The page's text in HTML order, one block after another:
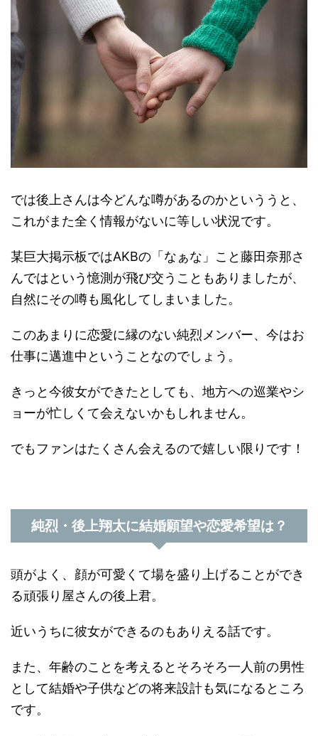
では後上さんは今どんな噂があるのかといううと、
これがまた全く情報がないに等しい状況です。
某巨大掲示板ではAKBの「なぁな」こと藤田奈那さ
んではという憶測が飛び交うこともありましたが、
自然にその噂も風化してしまいました。
このあまりに恋愛に縁のない純烈メンバー、今はお
仕事に邁進中ということなのでしょう。
きっと今彼女ができたとしても、地方への巡業やシ
ョーが忙しくて会えないかもしれません。
でもファンはたくさん会えるので嬉しい限りです！
純烈・後上翔太に結婚願望や恋愛希望は？
頭がよく、顔が可愛くて場を盛り上げることができ
る頑張り屋さんの後上君。
近いうちに彼女ができるのもありえる話です。
また、年齢のことを考えるとそろそろ一人前の男性
として結婚や子供などの将来設計も気になるところ
です。